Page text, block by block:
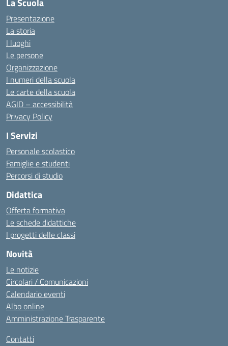
La Scuola
Presentazione
La storia
I luoghi
Le persone
Organizzazione
I numeri della scuola
Le carte della scuola
AGID – accessibilità
Privacy Policy
I Servizi
Personale scolastico
Famiglie e studenti
Percorsi di studio
Didattica
Offerta formativa
Le schede didattiche
I progetti delle classi
Novità
Le notizie
Circolari / Comunicazioni
Calendario eventi
Albo online
Amministrazione Trasparente
Contatti